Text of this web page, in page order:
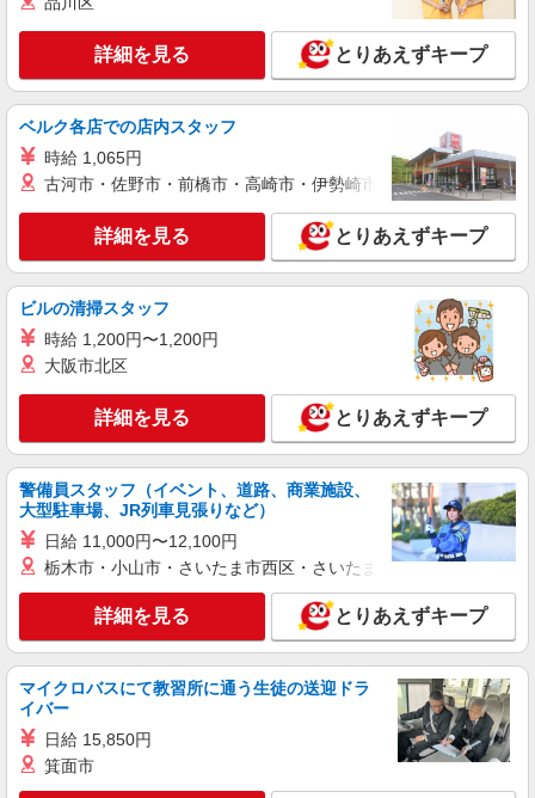
紹介予定派遣
人気機種に詳しくなれる携帯販売【docomo】
時給1400円〜1600円（経験・能力による） ※
残業代支給 ★交通費別途支給（規定あり） ゜
+゜・。○。・゜+゜・。○。・゜+゜ 入社祝い金10
ィブ支給(規定有) ★月2回払い・週払い可能（規程
有）★ ゜・。○。・゜+゜・。○。・゜+゜
詳細を見る
株式会社シエロ
【ドコモ】の店舗スタッフ
時給1400円〜 ※残業代支給 ★交通費別途支給
頂くと, インセンティブ支給(規定有) ★月2回払
い・週払い可能（規程有）★ ゜・。○。・゜
+゜・。○。・゜+゜
熊本県熊本市中央区のdocomoショップ
キープ 詳細を見る
紹介予定派遣
株式会社シエロ
【softbank】人気機種に詳しくなれる携帯販
売
月給240000円〜300800円:（経験・能力によ
る） 固定残業代:37300円〜46600円（25時間相
当） ※時間外勤務の有無にかかわらず固定残業代
は支給されます。また、相当時間を超えて時間外
勤務した場合は1分単位で残業代が追加で支給され
ます。 ※試用期間あり4ヶ月月給25万円以上 ※残
業代支給 ★交通費別途支給（規定あり） ゜
+゜・。○。・゜+゜・。○。・゜+゜ 入社祝い金10
ィブ支給(規定有) ゜・。○。・゜+゜・。○。・゜
熊本県熊本市中央区のsoftbankショップ
詳細を見る
紹介予定派遣
株式会社シエロ
詳細を見る とりあえずキープ
ベルク各店での店内スタッフ
時給 1,065円
古河市・佐野市・前橋市・高崎市・伊勢崎市・太田市・館林市
詳細を見る とりあえずキープ
ビルの清掃スタッフ
時給 1,200円〜1,200円
大阪市北区
詳細を見る とりあえずキープ
警備員スタッフ（イベント、道路、商業施設、
大型駐車場、JR列車見張りなど）
日給 11,000円〜12,100円
栃木市・小山市・さいたま市西区・さいたま市岩槻区・久喜市・
詳細を見る とりあえずキープ
マイクロバスにて教習所に通う生徒の送迎ドラ
イバー
日給 15,850円
箕面市